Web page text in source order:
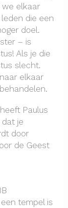
elkaar
die een
doel.
– is
Als je die
slecht.
elkaar
Paulus
dat je
door
de Geest
tempel is